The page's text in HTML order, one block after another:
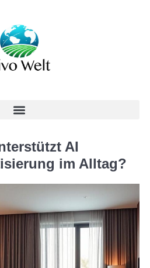
AI
im Alltag?